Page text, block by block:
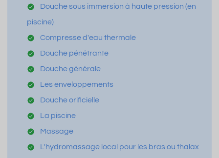
Douche sous immersion à haute pression (en
piscine)
Compresse d'eau thermale
Douche pénétrante
Douche générale
Les enveloppements
Douche orificielle
La piscine
Massage
L'hydromassage local pour les bras ou thalax